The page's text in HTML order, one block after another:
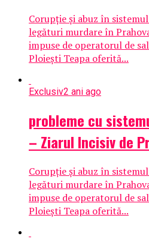
Corupție și abuz în
legături murdare în
impuse de operatorul de
Ploiești Teapa oferită...
Exclusiv2 ani ago
probleme cu
– Ziarul Incisiv de
Corupție și abuz în
legături murdare în
impuse de operatorul de
Ploiești Teapa oferită...